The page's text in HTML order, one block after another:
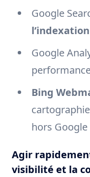
Google
Google
Bing
hors Google
Agir
visibilité et la